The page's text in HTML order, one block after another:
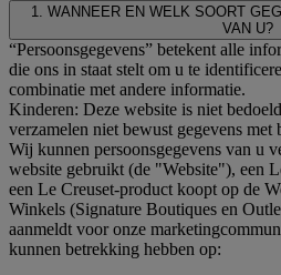
1. WANNEER EN WELK SOORT
VAN U?
“Persoonsgegevens” betekent alle
die ons in staat stelt om u te
combinatie met andere informatie.
Kinderen: Deze website is niet
verzamelen niet bewust gegevens
Wij kunnen persoonsgegevens van u
website gebruikt (de "Website"), een
een Le Creuset-product koopt op de
Winkels (Signature Boutiques en
aanmeldt voor onze
kunnen betrekking hebben op: